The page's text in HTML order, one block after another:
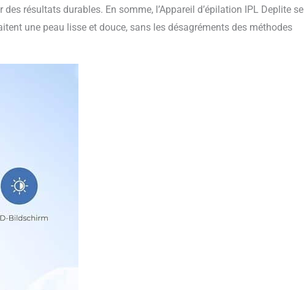
résultats durables. En somme, l’Appareil d’épilation IPL Deplite se
une peau lisse et douce, sans les désagréments des méthodes